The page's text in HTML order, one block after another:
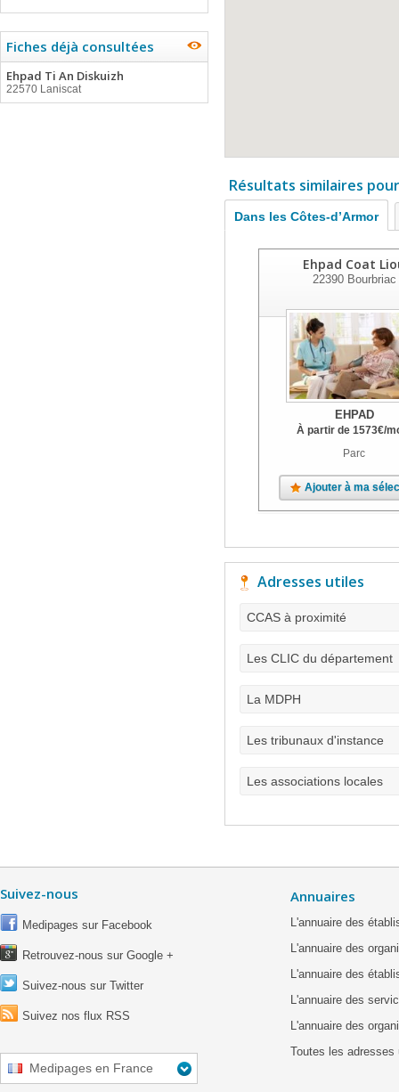
Fiches déjà consultées
Ehpad Ti An Diskuizh
22570 Laniscat
Résultats similaires
Dans les Côtes-d’Armor
Ehpad Coat
22390Bourbriac
EHPAD
À partir de 1573€/
Parc
Ajouter à ma
Adresses utiles
CCAS à proximité
Les CLIC du département
La MDPH
Les tribunaux d'instance
Les associations locales
Suivez-nous
Medipages sur Facebook
Retrouvez-nous sur Google +
Suivez-nous sur Twitter
Suivez nos flux RSS
Medipages en France
Annuaires
L'annuaire des
L'annuaire des
L'annuaire des
L'annuaire des
L'annuaire des
Toutes les adresses